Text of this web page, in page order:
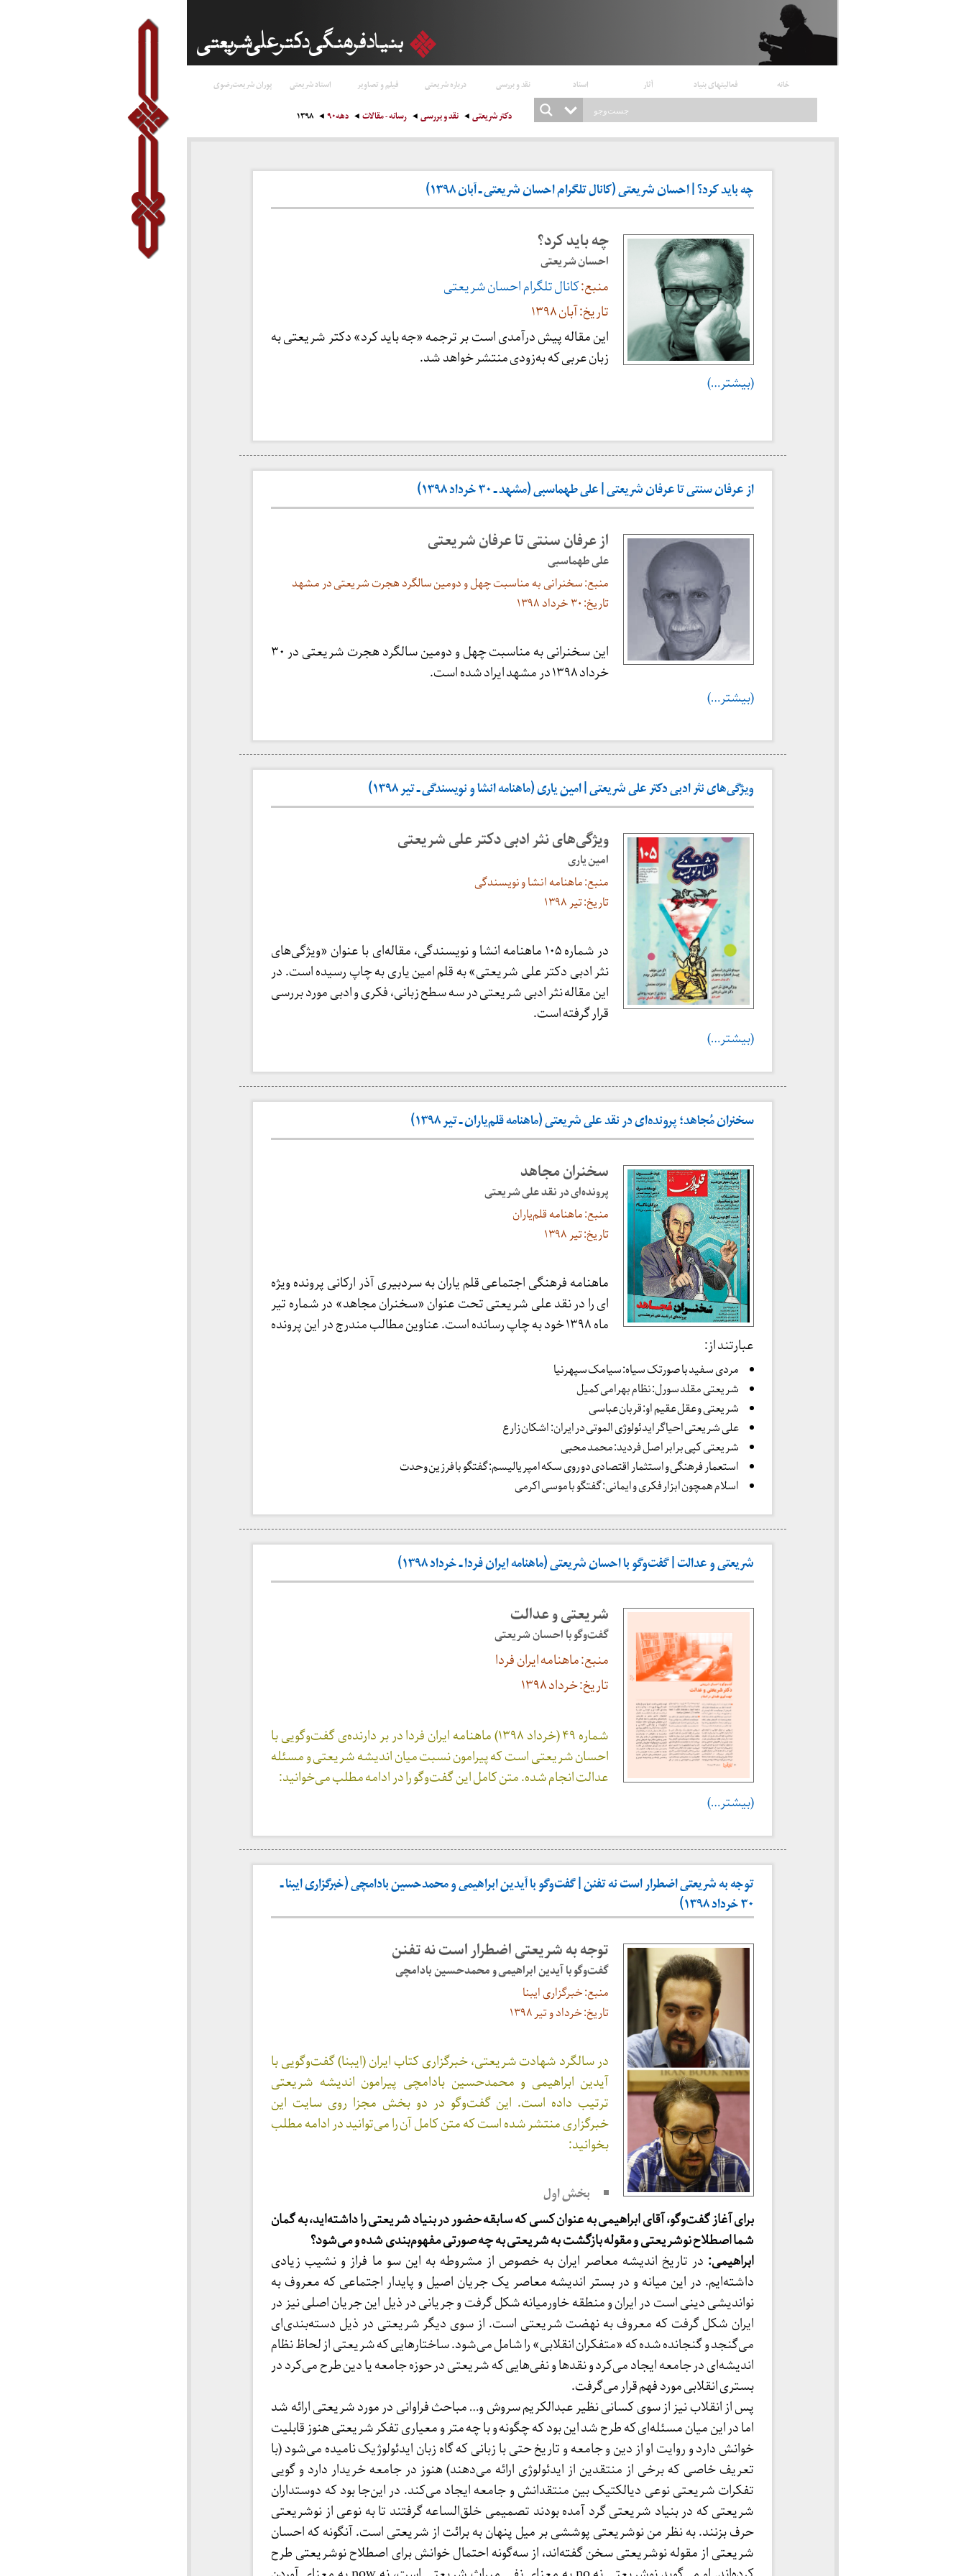
خانه فعالیتهای بنیاد آثار اسناد نقد و بررسی درباره شریعتی فیلم و تصاویر استاد شریعتی پوران شریعت‌رضوی
دکتر شریعتی نقد و بررسی رسانه - مقالات دهه۹۰ ۱۳۹۸
چه باید کرد؟ | احسان شریعتی (کانال تلگرام احسان شریعتی ـ آبان ۱۳۹۸)
چه باید کرد؟
احسان شریعتی
منبع:کانال تلگرام احسان شریعتی
تاریخ: آبان ۱۳۹۸
این مقاله پیش درآمدی است بر ترجمه «جه باید کرد» دکتر شریعتی به
زبان عربی که به‌زودی منتشر خواهد شد.
(بیشتر…)
از عرفان سنتی تا عرفان شریعتی | علی طهماسبی (مشهد ـ ۳۰ خرداد ۱۳۹۸)
از عرفان سنتی تا عرفان شریعتی
علی طهماسبی
منبع: سخنرانی به مناسبت چهل و دومین سالگرد هجرت شریعتی در مشهد
تاریخ: ۳۰ خرداد ۱۳۹۸
این سخنرانی به مناسبت چهل و دومین سالگرد هجرت شریعتی در ۳۰
خرداد ۱۳۹۸ در مشهد ایراد شده است.
(بیشتر…)
ویژگی‌های نثر ادبی دکتر علی شریعتی | امین یاری (ماهنامه انشا و نویسندگی ـ تیر ۱۳۹۸)
ویژگی‌های نثر ادبی دکتر علی شریعتی
امین یاری
منبع: ماهنامه انشا و نویسندگی
تاریخ: تیر ۱۳۹۸
در شماره ۱۰۵ ماهنامه انشا و نویسندگی، مقاله‌ای با عنوان «ویژگی‌های
نثر ادبی دکتر علی شریعتی» به قلم امین یاری به چاپ رسیده است. در
این مقاله نثر ادبی شریعتی در سه سطح زبانی، فکری و ادبی مورد بررسی
قرار گرفته است.
(بیشتر…)
سخنران مُجاهد؛ پرونده‌ای در نقد علی شریعتی (ماهنامه قلم‌یاران ـ تیر ۱۳۹۸)
سخنران مجاهد
پرونده‌ای در نقد علی شریعتی‌‌‌‌‌‌‌
منبع: ماهنامه قلم‌یاران
تاریخ: تیر ۱۳۹۸
ماهنامه فرهنگی اجتماعی قلم یاران به سردبیری آذر ارکانی پرونده ویژه
ای را در نقد علی شریعتی تحت عنوان «سخنران مجاهد» در شماره تیر
ماه ۱۳۹۸ خود به چاپ رسانده است. عناوین مطالب مندرج در این پرونده
عبارتند از:
مردی سفید با صورتک سیاه: سیامک سپهرنیا
شریعتی مقلد سورل: نظام بهرامی کمیل
شریعتی و عقل عقیم او: قربان عباسی
علی شریعتی احیاگر ایدئولوژی الموتی در ایران: اشکان زارع
شریعتی کپی برابر اصل فردید: محمد محبی
استعمار فرهنگی و استثمار اقتصادی دو روی سکه امپریالیسم: گفتگو با فرزین وحدت
اسلام همچون ابزار فکری و ایمانی: گفتگو با موسی اکرمی
شریعتی و عدالت | گفت‌وگو با احسان شریعتی (ماهنامه ایران فردا ـ خرداد ۱۳۹۸)
شریعتی و عدالت
گفت‌وگو با احسان شریعتی
منبع: ماهنامه ایران فردا
تاریخ: خرداد ۱۳۹۸
شماره ۴۹ (خرداد ۱۳۹۸) ماهنامه ایران فردا در بر دارنده‌ی گفت‌وگویی با
احسان شریعتی است که پیرامون نسبت میان اندیشه شریعتی و مسئله‌
عدالت انجام شده. متن کامل این گفت‌وگو را در ادامه مطلب می‌خوانید:
(بیشتر…)
توجه به شریعتی اضطرار است نه تفنن | گفت‌وگو با آیدین ابراهیمی و محمدحسین بادامچی (خبرگزاری ایبنا ـ
۳۰ خرداد ۱۳۹۸)
توجه به شریعتی اضطرار است نه تفنن
گفت‌وگو با آیدین ابراهیمی و محمدحسین بادامچی
منبع: خبرگزاری ایبنا
تاریخ: خرداد و تیر ۱۳۹۸
در سالگرد شهادت شریعتی، خبرگزاری کتاب ایران (ایبنا) گفت‌وگویی با
آیدین ابراهیمی و محمدحسین بادامچی پیرامون اندیشه شریعتی
ترتیب داده است. این گفت‌وگو در دو بخش مجزا روی سایت این
خبرگزاری منتشر شده است که متن کامل آن را می‌توانید در ادامه مطلب
بخوانید:
بخش اول
برای آغاز گفت‌وگو، آقای ابراهیمی به عنوان کسی که سابقه حضور در بنیاد شریعتی را داشته‌اید، به گمان
شما اصطلاح نوشریعتی و مقوله بازگشت به شریعتی به چه صورتی مفهوم‌بندی شده و می‌شود؟
ابراهیمی: در تاریخ اندیشه معاصر ایران به خصوص از مشروطه به این سو ما فراز و نشیب زیادی
داشته‌ایم. در این میانه و در بستر اندیشه معاصر یک جریان اصیل و پایدار اجتماعی که معروف به
نواندیشی دینی است در ایران و منطقه خاورمیانه شکل گرفت و جریانی در ذیل این جریان اصلی نیز در
ایران شکل گرفت که معروف به نهضت شریعتی است. از سوی دیگر شریعتی در ذیل دسته‌بندی‌ای
می‌گنجد و گنجانده شده که «متفکران انقلابی» را شامل می‌شود. ساختارهایی که شریعتی از لحاظ نظام
اندیشه‌ای در جامعه ایجاد می‌کرد و نقدها و نفی‌هایی که شریعتی در حوزه جامعه یا دین طرح می‌کرد در
بستری انقلابی مورد فهم قرار می‌گرفت.
پس از انقلاب نیز از سوی کسانی نظیر عبدالکریم سروش و… مباحث فراوانی در مورد شریعتی ارائه شد
اما در این میان مسئله‌ای که طرح شد این بود که چگونه و با چه متر و معیاری تفکر شریعتی هنوز قابلیت
خوانش دارد و روایت او از دین و جامعه و تاریخ حتی با زبانی که گاه زبان ایدئولوژیک نامیده می‌شود (با
تعریف خاصی که برخی از منتقدین از ایدئولوژی ارائه می‌دهند) هنوز در جامعه خریدار دارد و گویی
تفکرات شریعتی نوعی دیالکتیک بین منتقدانش و جامعه ایجاد می‌کند. در این‌جا بود که دوستداران
شریعتی که در بنیاد شریعتی گرد آمده بودند تصمیمی خلق‌الساعه گرفتند تا به نوعی از نوشریعتی
حرف بزنند. به نظر من نوشریعتی پوششی بر میل پنهان به برائت از شریعتی است. آنگونه که احسان
شریعتی از مقوله نوشریعتی سخن گفته‌اند، از سه‌گونه احتمال خوانش برای اصطلاح نوشریعتی طرح